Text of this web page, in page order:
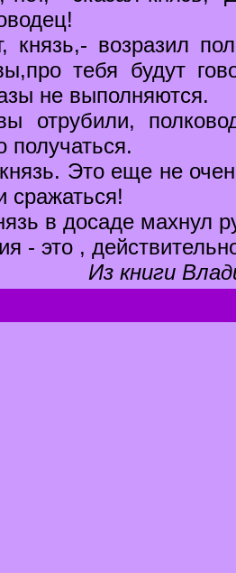
князь,- возразил
тебя будут
не выполняются.
отрубили,
получаться.
Это еще не
сражаться!
в досаде махнул
- это ,
Из книги